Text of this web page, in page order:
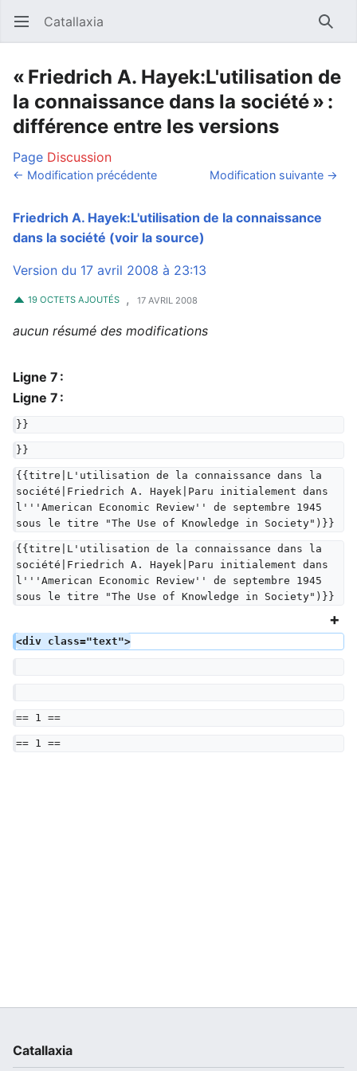
Ouvrir le menu principal Catallaxia
« Friedrich A. Hayek:L'utilisation de
la connaissance dans la société » :
différence entre les versions
Page Discussion
← Modification précédente Modification suivante →
Friedrich A. Hayek:L'utilisation de la connaissance
dans la société (voir la source)
Version du 17 avril 2008 à 23:13
19 OCTETS AJOUTÉS , 17 AVRIL 2008
aucun résumé des modifications
Ligne 7 :
Ligne 7 :
}}
}}
{{titre|L'utilisation de la connaissance dans la
société|Friedrich A. Hayek|Paru initialement dans
l'''American Economic Review'' de septembre 1945
sous le titre "The Use of Knowledge in Society")}}
{{titre|L'utilisation de la connaissance dans la
société|Friedrich A. Hayek|Paru initialement dans
l'''American Economic Review'' de septembre 1945
sous le titre "The Use of Knowledge in Society")}}
<div class="text">
== 1 ==
== 1 ==
Catallaxia